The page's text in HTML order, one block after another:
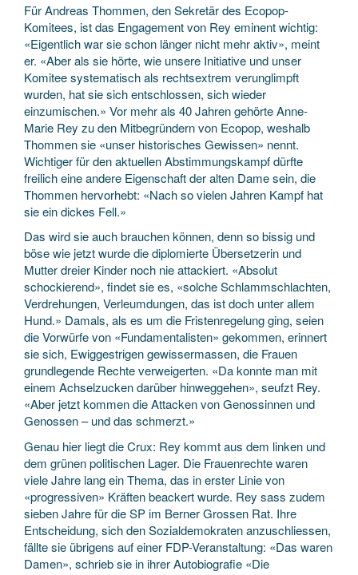
Für Andreas Thommen, den Sekretär des Ecopop-
Komitees, ist das Engagement von Rey eminent wichtig:
«Eigentlich war sie schon länger nicht mehr aktiv», meint
er. «Aber als sie hörte, wie unsere Initiative und unser
Komitee systematisch als rechtsextrem verunglimpft
wurden, hat sie sich entschlossen, sich wieder
einzumischen.» Vor mehr als 40 Jahren gehörte Anne-
Marie Rey zu den Mitbegründern von Ecopop, weshalb
Thommen sie «unser historisches Gewissen» nennt.
Wichtiger für den aktuellen Abstimmungskampf dürfte
freilich eine andere Eigenschaft der alten Dame sein, die
Thommen hervorhebt: «Nach so vielen Jahren Kampf hat
sie ein dickes Fell.»
Das wird sie auch brauchen können, denn so bissig und
böse wie jetzt wurde die diplomierte Übersetzerin und
Mutter dreier Kinder noch nie attackiert. «Absolut
schockierend», findet sie es, «solche Schlammschlachten,
Verdrehungen, Verleumdungen, das ist doch unter allem
Hund.» Damals, als es um die Fristenregelung ging, seien
die Vorwürfe von «Fundamentalisten» gekommen, erinnert
sie sich, Ewiggestrigen gewissermassen, die Frauen
grundlegende Rechte verweigerten. «Da konnte man mit
einem Achselzucken darüber hinweggehen», seufzt Rey.
«Aber jetzt kommen die Attacken von Genossinnen und
Genossen – und das schmerzt.»
Genau hier liegt die Crux: Rey kommt aus dem linken und
dem grünen politischen Lager. Die Frauenrechte waren
viele Jahre lang ein Thema, das in erster Linie von
«progressiven» Kräften beackert wurde. Rey sass zudem
sieben Jahre für die SP im Berner Grossen Rat. Ihre
Entscheidung, sich den Sozialdemokraten anzuschliessen,
fällte sie übrigens auf einer FDP-Veranstaltung: «Das waren
Damen», schrieb sie in ihrer Autobiografie «Die